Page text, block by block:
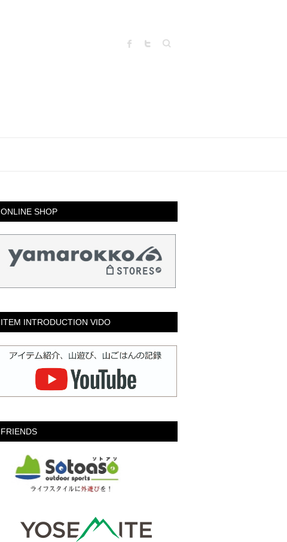
Search
ONLINE SHOP
ITEM INTRODUCTION VIDO
FRIENDS